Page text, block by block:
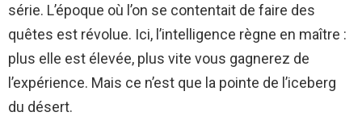
série. L’époque où l’on se contentait de faire des
quêtes est révolue. Ici, l’intelligence règne en maître :
plus elle est élevée, plus vite vous gagnerez de
l’expérience. Mais ce n’est que la pointe de l’iceberg
du désert.